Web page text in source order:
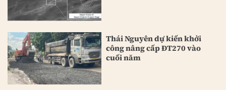
Thái Nguyên dự kiến khởi
công nâng cấp ĐT270 vào
cuối năm